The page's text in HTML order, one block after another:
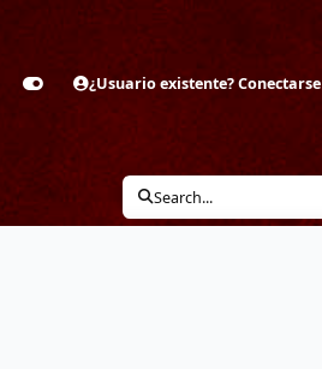
Customizer¿Usuario existente? Conectarse
Search...